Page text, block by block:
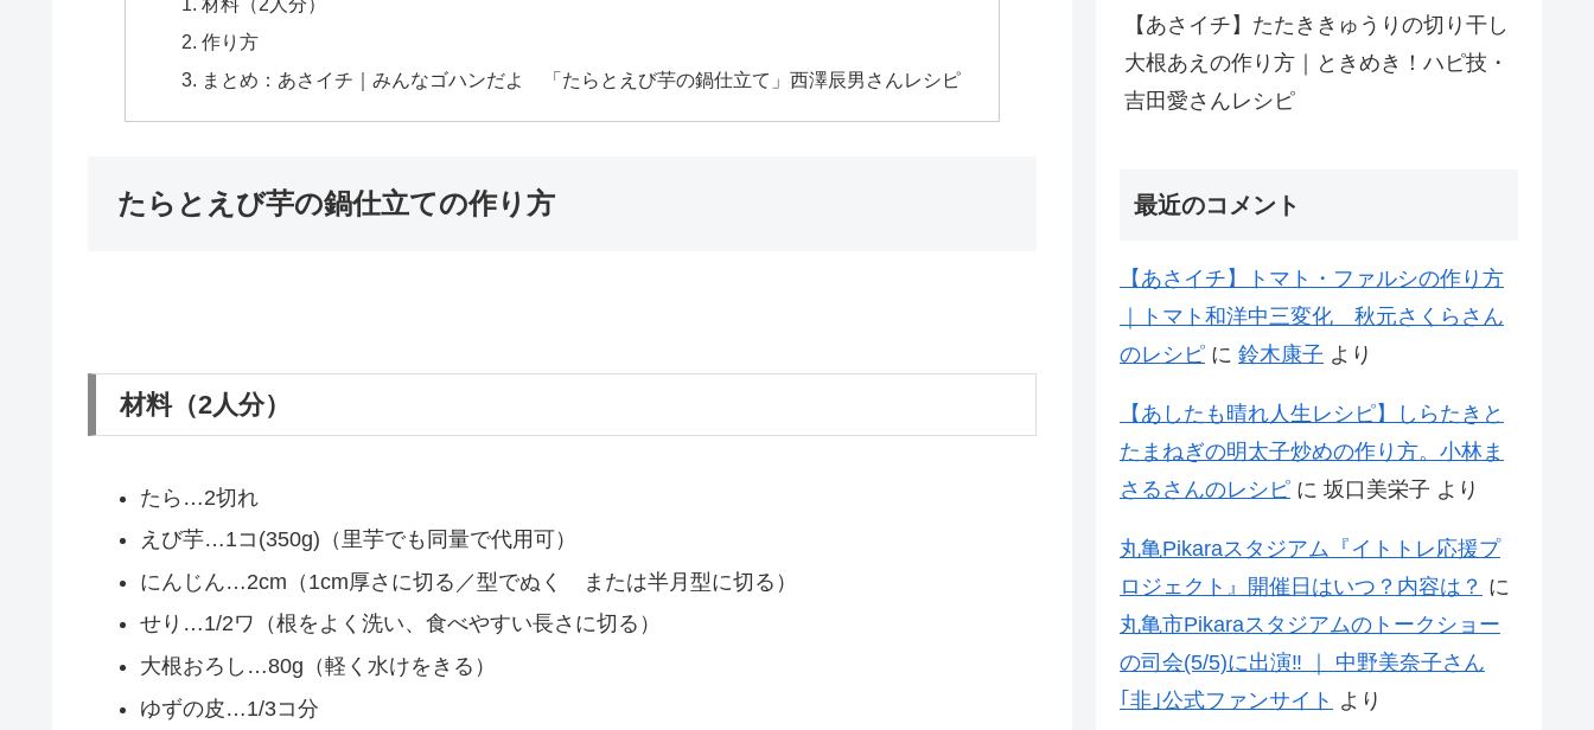
作り方
まとめ：あさイチ｜みんなゴハンだよ 「たらとえび芋の鍋仕立て」西澤辰男さんレシピ
たらとえび芋の鍋仕立ての作り方
材料（2人分）
たら…2切れ
えび芋…1コ(350g)（里芋でも同量で代用可）
にんじん…2cm（1cm厚さに切る／型でぬく または半月型に切る）
せり…1/2ワ（根をよく洗い、食べやすい長さに切る）
大根おろし…80g（軽く水けをきる）
ゆずの皮…1/3コ分
【あさイチ】たたききゅうりの切り干し
大根あえの作り方｜ときめき！ハピ技・
吉田愛さんレシピ
最近のコメント
【あさイチ】トマト・ファルシの作り方
｜トマト和洋中三変化 秋元さくらさん
のレシピ に 鈴木康子 より
【あしたも晴れ人生レシピ】しらたきと
たまねぎの明太子炒めの作り方。小林ま
さるさんのレシピ に 坂口美栄子 より
丸亀Pikaraスタジアム『イトトレ応援プ
ロジェクト』開催日はいつ？内容は？ に
丸亀市Pikaraスタジアムのトークショー
の司会(5/5)に出演‼ ｜ 中野美奈子さん
｢非｣公式ファンサイト より